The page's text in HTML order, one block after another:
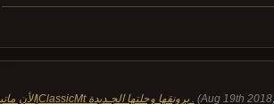
الأن ماتين2 كلاسـيك|ClassicMt برونقها وحلتها الجـديدة . (Aug 19th